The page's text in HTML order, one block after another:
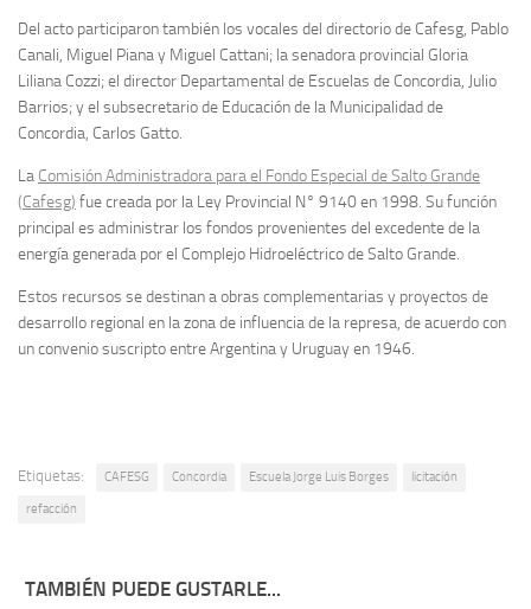
Del acto participaron también los vocales del directorio de Cafesg, Pablo
Canali, Miguel Piana y Miguel Cattani; la senadora provincial Gloria
Liliana Cozzi; el director Departamental de Escuelas de Concordia, Julio
Barrios; y el subsecretario de Educación de la Municipalidad de
Concordia, Carlos Gatto.
La Comisión Administradora para el Fondo Especial de Salto Grande
(Cafesg) fue creada por la Ley Provincial N° 9140 en 1998. Su función
principal es administrar los fondos provenientes del excedente de la
energía generada por el Complejo Hidroeléctrico de Salto Grande.
Estos recursos se destinan a obras complementarias y proyectos de
desarrollo regional en la zona de influencia de la represa, de acuerdo con
un convenio suscripto entre Argentina y Uruguay en 1946.
Etiquetas: CAFESG Concordia Escuela Jorge Luis Borges licitación
refacción
TAMBIÉN PUEDE GUSTARLE...